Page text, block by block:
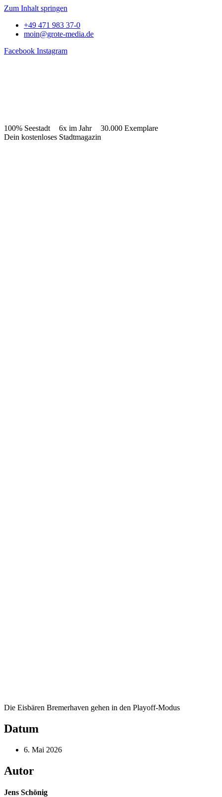
Zum Inhalt springen
+49 471 983 37-0
moin@grote-media.de
Facebook Instagram
100% Seestadt 6x im Jahr
30.000 Exemplare
Dein kostenloses Stadtmagazin
Die Eisbären Bremerhaven gehen in den Playoff-Modus
Datum
6. Mai 2026
Autor
Jens Schönig